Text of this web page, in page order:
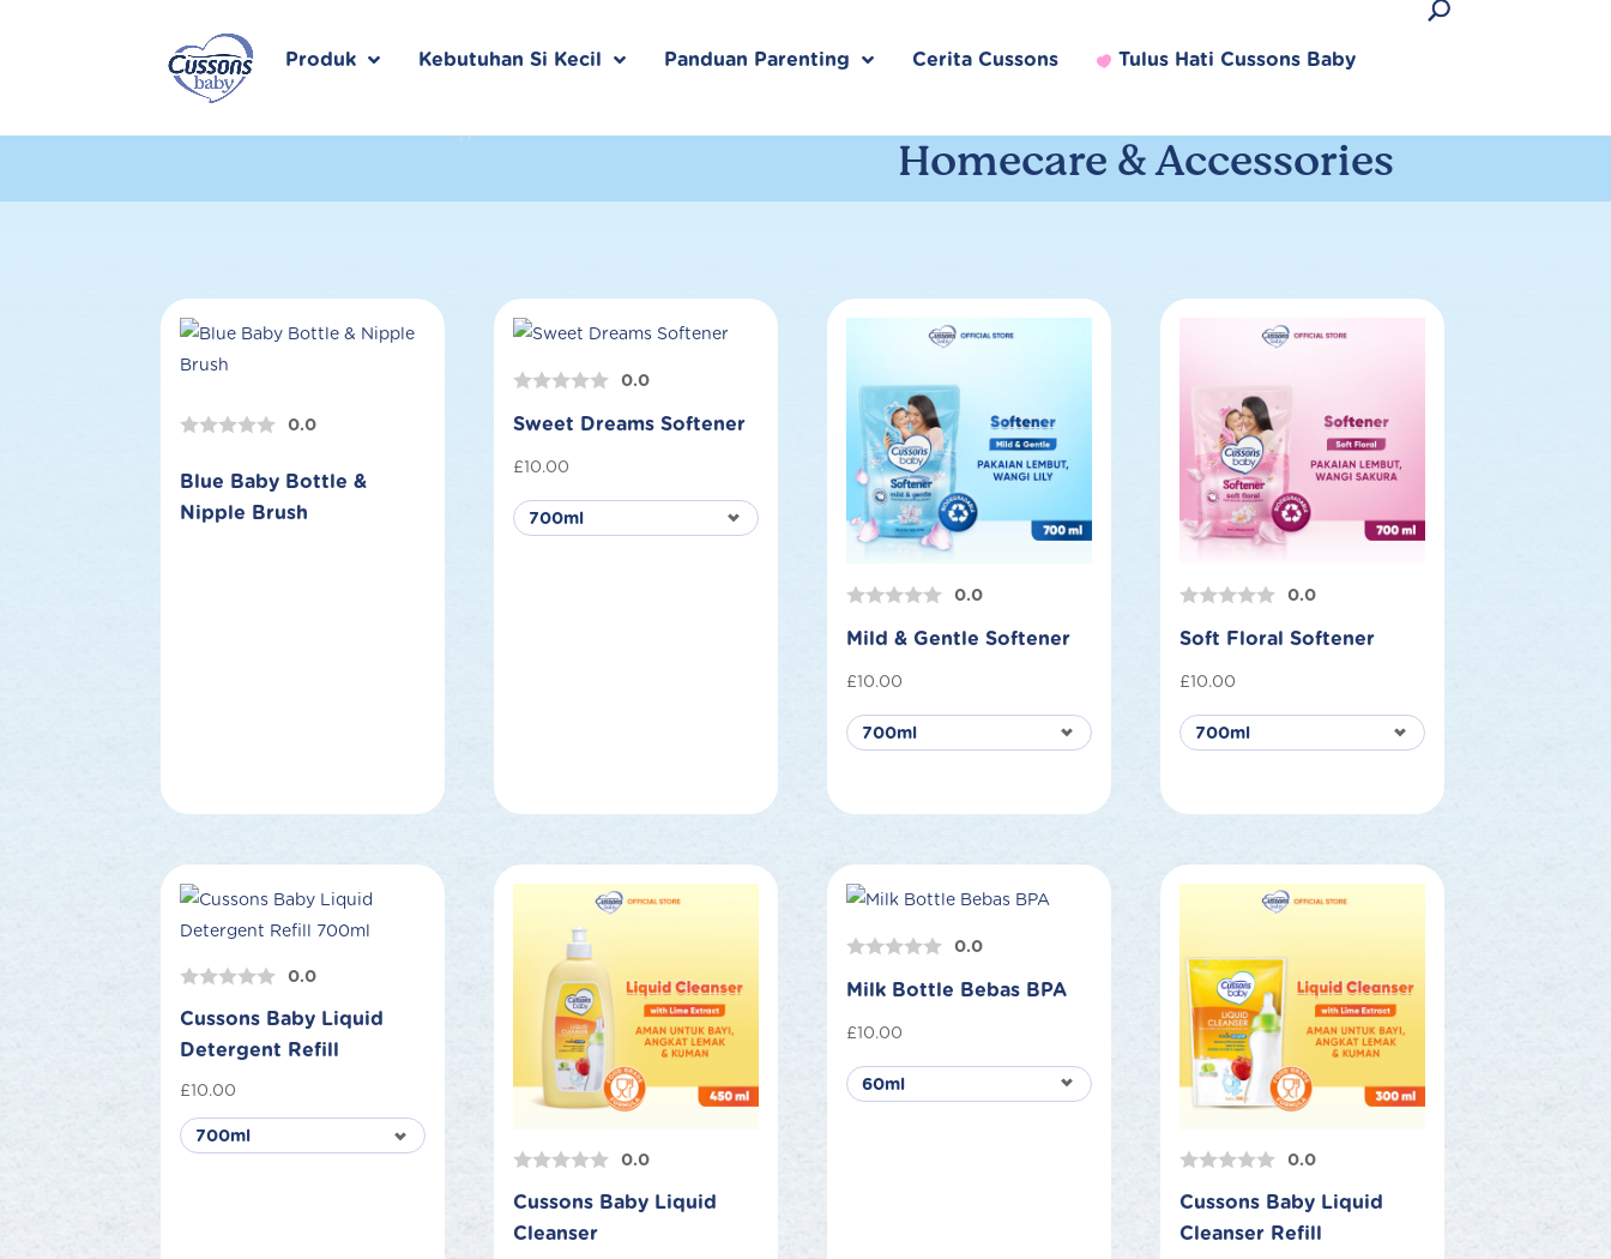
Produk
Lihat semua produk
Kebutuhan Si Kecil Panduan Parenting Cerita Cussons Tulus Hati Cussons Baby
Homecare & Accessories
0.0
Blue Baby Bottle &
Nipple Brush
0.0
Sweet Dreams Softener
£10.00
0.0
Mild & Gentle Softener
£10.00
0.0
Soft Floral Softener
£10.00
0.0
Cussons Baby Liquid
Detergent Refill
£10.00
0.0
Cussons Baby Liquid
Cleanser
0.0
Milk Bottle Bebas BPA
£10.00
0.0
Cussons Baby Liquid
Cleanser Refill